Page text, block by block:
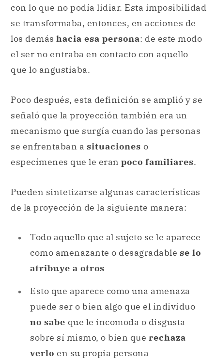
que lo angustiaba.
Poco después, esta definición se amplió y se
señaló que la proyección también era un
mecanismo que surgía cuando las personas
especímenes que le eranpoco familiares.
Pueden sintetizarse algunas características
de la proyección de la siguiente manera:
como amenazante o desagradablese lo
atribuye a otros
Esto que aparece como una amenaza
puede ser o bien algo que el individuo
no sabe
que le incomoda o disgusta
verloen su propia persona
Mediante este desplazamiento
de
emociones o sentimientos
hacia
terceros
, se evade temporalmente